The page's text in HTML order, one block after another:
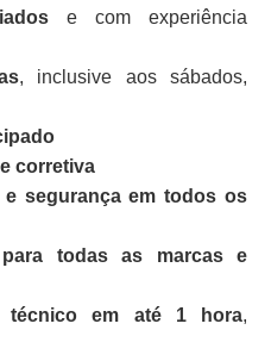
e com experiência
, inclusive aos sábados,
corretiva
e segurança em todos os
todas as marcas e
técnico em até 1 hora,